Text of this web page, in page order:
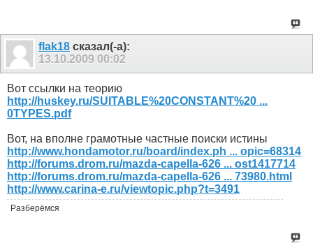
flak18 сказал(-а):
13.10.2009 00:02
Вот ссылки на теорию
http://huskey.ru/SUITABLE%20CONSTANT%20 ...
0TYPES.pdf
Вот, на вполне грамотные частные поиски истины
http://www.hondamotor.ru/board/index.ph ... opic=68314
http://forums.drom.ru/mazda-capella-626 ... ost1417714
http://forums.drom.ru/mazda-capella-626 ... 73980.html
http://www.carina-e.ru/viewtopic.php?t=3491
Разберёмся